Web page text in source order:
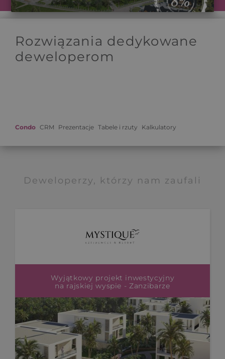
Rozwiązania dedykowane
deweloperom
Condo CRM Prezentacje Tabele i rzuty Kalkulatory
Deweloperzy, którzy nam zaufali
Wyjątkowy projekt inwestycyjny
na rajskiej wyspie - Zanzibarze